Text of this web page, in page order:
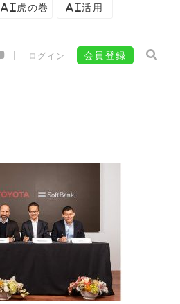
AI虎の巻 AI活用
ログイン 会員登録